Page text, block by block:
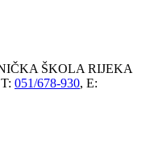
ŠKOLA RIJEKA
051/678-930, E: